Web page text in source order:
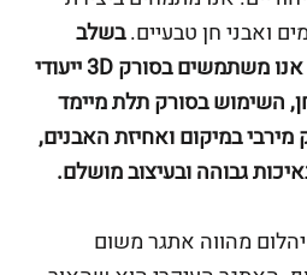
ואבני חן טבעיים.בשלב
תכנון ועיצוב התכשיטים אנו משתמשים בסורק 3D ייעודי
השימוש בסורק תלת מיימד
במיקום ואחיזת האבנים,
גבוהה ובעיצוב מושלם.
מהווה אתגר משום